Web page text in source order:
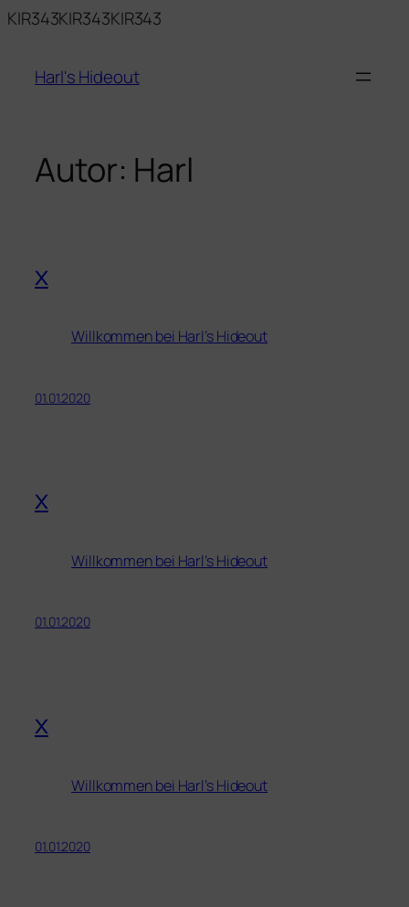
KIR343KIR343KIR343
Harl's Hideout
Autor: Harl
x
Willkommen bei Harl’s Hideout
01.01.2020
x
Willkommen bei Harl’s Hideout
01.01.2020
x
Willkommen bei Harl’s Hideout
01.01.2020